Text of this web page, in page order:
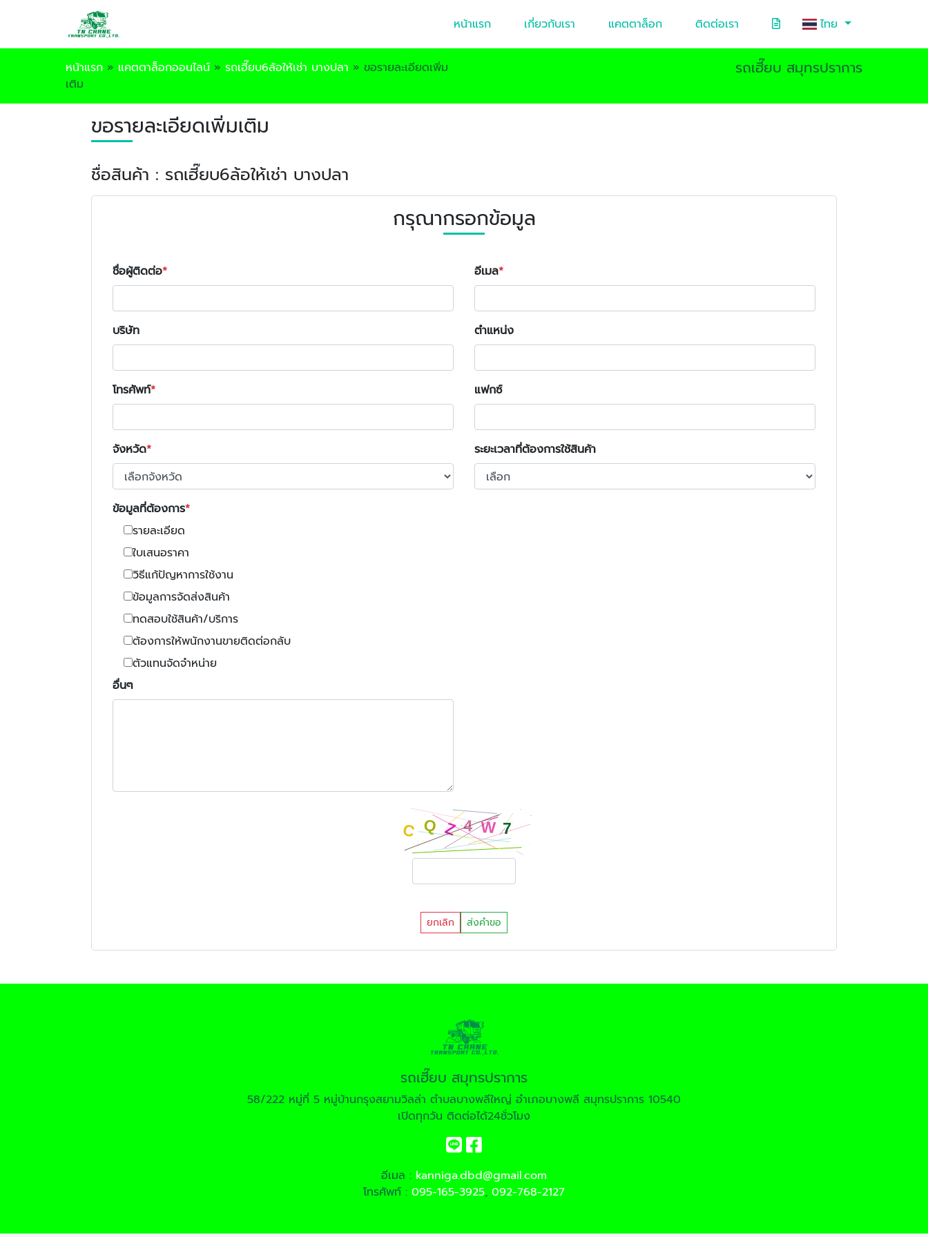
หน้าแรก เกี่ยวกับเรา แคตตาล็อก ติดต่อเรา ไทย
หน้าแรก » แคตตาล็อกออนไลน์ » รถเฮี๊ยบ6ล้อให้เช่า บางปลา » ขอรายละเอียดเพิ่ม
เติม
รถเฮี๊ยบ สมุทรปราการ
ขอรายละเอียดเพิ่มเติม
ชื่อสินค้า : รถเฮี๊ยบ6ล้อให้เช่า บางปลา
กรุณากรอกข้อมูล
ชื่อผู้ติดต่อ อีเมล
บริษัท ตำแหน่ง
โทรศัพท์ แฟกซ์
จังหวัด ระยะเวลาที่ต้องการใช้สินค้า
ข้อมูลที่ต้องการ
รายละเอียด
ใบเสนอราคา
วิธีแก้ปัญหาการใช้งาน
ข้อมูลการจัดส่งสินค้า
ทดสอบใช้สินค้า/บริการ
ต้องการให้พนักงานขายติดต่อกลับ
ตัวแทนจัดจำหน่าย
อื่นๆ
ยกเลิก ส่งคำขอ
รถเฮี๊ยบ สมุทรปราการ
58/222 หมู่ที่ 5 หมู่บ้านกรุงสยามวิลล่า ตำบลบางพลีใหญ่ อำเภอบางพลี สมุทรปราการ 10540
เปิดทุกวัน ติดต่อได้24ชั่วโมง
อีเมล : kanniga.dbd@gmail.com
โทรศัพท์ : 095-165-3925, 092-768-2127